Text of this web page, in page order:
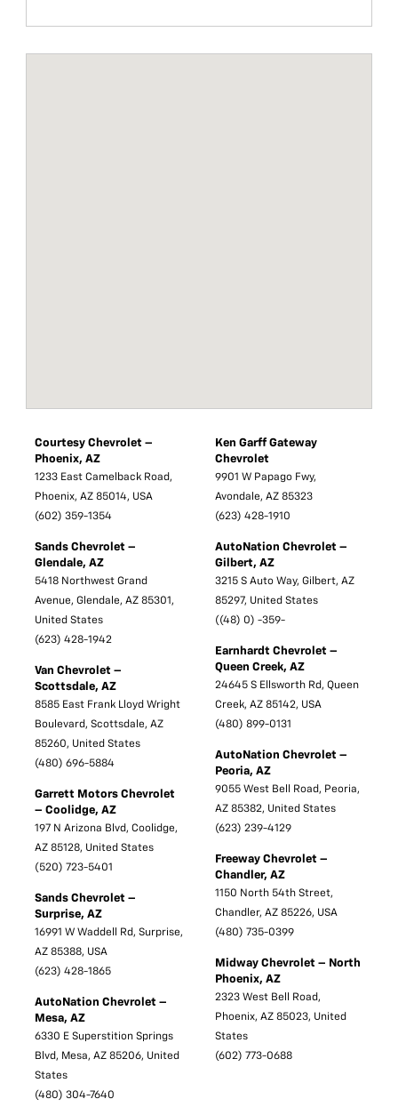
Courtesy Chevrolet –
Phoenix, AZ
1233 East Camelback Road,
Phoenix, AZ 85014, USA
(602) 359-1354
Sands Chevrolet –
Glendale, AZ
5418 Northwest Grand
Avenue, Glendale, AZ 85301,
United States
(623) 428-1942
Van Chevrolet –
Scottsdale, AZ
8585 East Frank Lloyd Wright
Boulevard, Scottsdale, AZ
85260, United States
(480) 696-5884
Garrett Motors Chevrolet
– Coolidge, AZ
197 N Arizona Blvd, Coolidge,
AZ 85128, United States
(520) 723-5401
Sands Chevrolet –
Surprise, AZ
16991 W Waddell Rd, Surprise,
AZ 85388, USA
(623) 428-1865
AutoNation Chevrolet –
Mesa, AZ
6330 E Superstition Springs
Blvd, Mesa, AZ 85206, United
States
(480) 304-7640
Ken Garff Gateway
Chevrolet
9901 W Papago Fwy,
Avondale, AZ 85323
(623) 428-1910
AutoNation Chevrolet –
Gilbert, AZ
3215 S Auto Way, Gilbert, AZ
85297, United States
((48) 0) -359-
Earnhardt Chevrolet –
Queen Creek, AZ
24645 S Ellsworth Rd, Queen
Creek, AZ 85142, USA
(480) 899-0131
AutoNation Chevrolet –
Peoria, AZ
9055 West Bell Road, Peoria,
AZ 85382, United States
(623) 239-4129
Freeway Chevrolet –
Chandler, AZ
1150 North 54th Street,
Chandler, AZ 85226, USA
(480) 735-0399
Midway Chevrolet – North
Phoenix, AZ
2323 West Bell Road,
Phoenix, AZ 85023, United
States
(602) 773-0688